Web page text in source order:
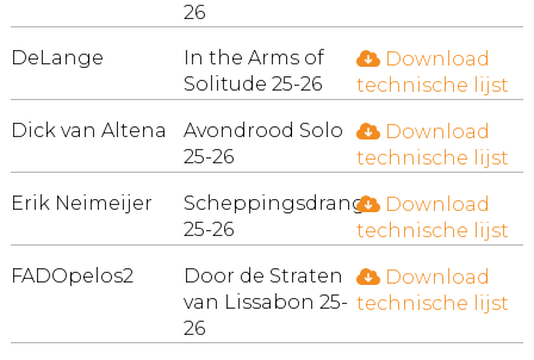
26
DeLange
In the Arms of
Solitude 25-26
Download
technische lijst
Dick van Altena
Avondrood Solo
25-26
Download
technische lijst
Erik Neimeijer
Scheppingsdrang
25-26
Download
technische lijst
FADOpelos2
Door de Straten
van Lissabon 25-
26
Download
technische lijst